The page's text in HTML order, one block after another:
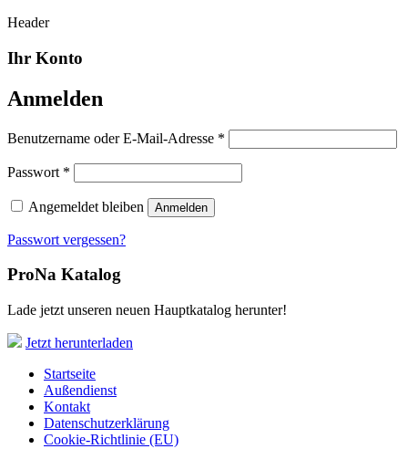
Header
Ihr Konto
Anmelden
Benutzername oder E-Mail-Adresse *
Passwort *
Angemeldet bleiben Anmelden
Passwort vergessen?
ProNa Katalog
Lade jetzt unseren neuen Hauptkatalog herunter!
Jetzt herunterladen
Startseite
Außendienst
Kontakt
Datenschutzerklärung
Cookie-Richtlinie (EU)